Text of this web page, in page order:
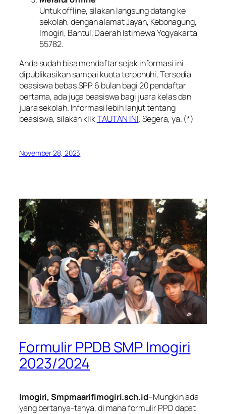
Untuk offline, silakan langsung datang ke
sekolah, dengan alamat Jayan, Kebonagung,
Imogiri, Bantul, Daerah Istimewa Yogyakarta
55782.
Anda sudah bisa mendaftar sejak informasi ini
dipublikasikan sampai kuota terpenuhi, Tersedia
beasiswa bebas SPP 6 bulan bagi 20 pendaftar
pertama, ada juga beasiswa bagi juara kelas dan
juara sekolah. Informasi lebih lanjut tentang
beasiswa, silakan klikTAUTAN INI. Segera, ya. (*)
November 28, 2023
Formulir PPDB SMP Imogiri
2023/2024
Imogiri, Smpmaarifimogiri.sch.id–Mungkin ada
yang bertanya-tanya, di mana formulir PPD dapat